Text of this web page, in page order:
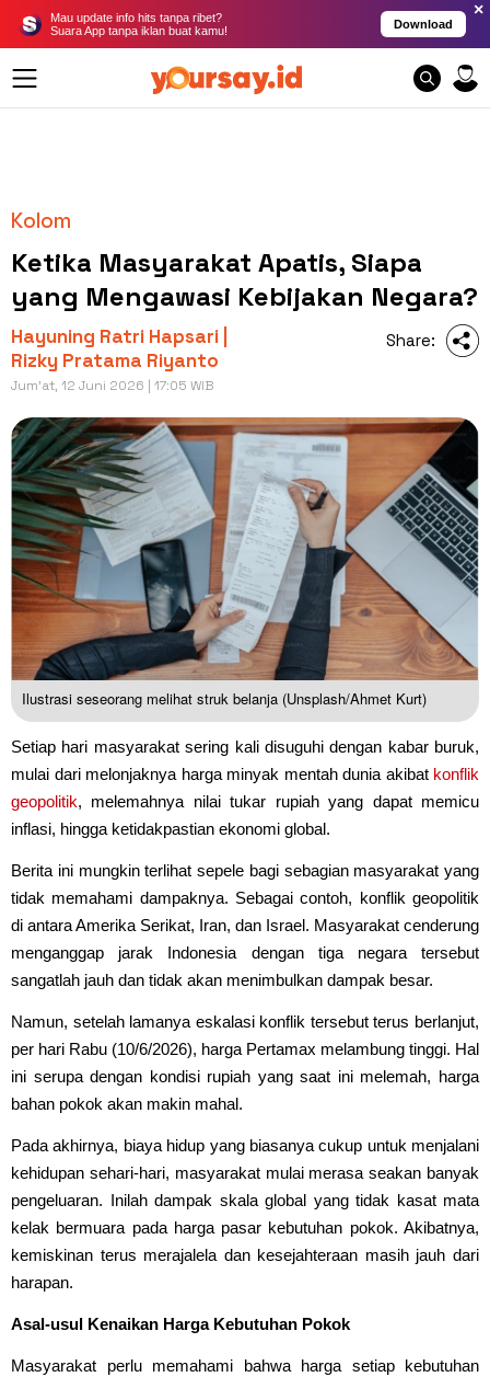
Mau update info hits tanpa ribet?
Suara App tanpa iklan buat kamu!
Download
×
Kolom
Ketika Masyarakat Apatis, Siapa
yang Mengawasi Kebijakan Negara?
Hayuning Ratri Hapsari |
Rizky Pratama Riyanto
Jum'at, 12 Juni 2026 | 17:05 WIB
Share:
Ilustrasi seseorang melihat struk belanja (Unsplash/Ahmet Kurt)
Setiap hari masyarakat sering kali disuguhi dengan kabar buruk,
mulai dari melonjaknya harga minyak mentah dunia akibat konflik
geopolitik, melemahnya nilai tukar rupiah yang dapat memicu
inflasi, hingga ketidakpastian ekonomi global.
Berita ini mungkin terlihat sepele bagi sebagian masyarakat yang
tidak memahami dampaknya. Sebagai contoh, konflik geopolitik
di antara Amerika Serikat, Iran, dan Israel. Masyarakat cenderung
menganggap jarak Indonesia dengan tiga negara tersebut
sangatlah jauh dan tidak akan menimbulkan dampak besar.
Namun, setelah lamanya eskalasi konflik tersebut terus berlanjut,
per hari Rabu (10/6/2026), harga Pertamax melambung tinggi. Hal
ini serupa dengan kondisi rupiah yang saat ini melemah, harga
bahan pokok akan makin mahal.
Pada akhirnya, biaya hidup yang biasanya cukup untuk menjalani
kehidupan sehari-hari, masyarakat mulai merasa seakan banyak
pengeluaran. Inilah dampak skala global yang tidak kasat mata
kelak bermuara pada harga pasar kebutuhan pokok. Akibatnya,
kemiskinan terus merajalela dan kesejahteraan masih jauh dari
harapan.
Asal-usul Kenaikan Harga Kebutuhan Pokok
Masyarakat perlu memahami bahwa harga setiap kebutuhan